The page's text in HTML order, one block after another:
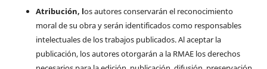
Atribución, los autores conservarán el reconocimiento
moral de su obra y serán identificados como responsables
intelectuales de los trabajos publicados. Al aceptar la
publicación, los autores otorgarán a la RMAE los derechos